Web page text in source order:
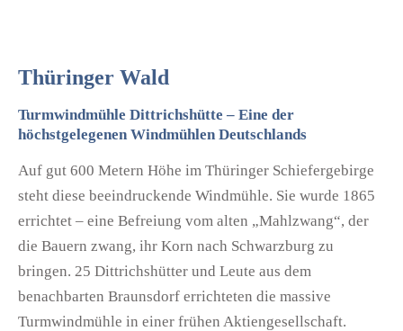
Thüringer Wald
Turmwindmühle Dittrichshütte – Eine der
höchstgelegenen Windmühlen Deutschlands
Auf gut 600 Metern Höhe im Thüringer Schiefergebirge
steht diese beeindruckende Windmühle. Sie wurde 1865
errichtet – eine Befreiung vom alten „Mahlzwang“, der
die Bauern zwang, ihr Korn nach Schwarzburg zu
bringen. 25 Dittrichshütter und Leute aus dem
benachbarten Braunsdorf errichteten die massive
Turmwindmühle in einer frühen Aktiengesellschaft.